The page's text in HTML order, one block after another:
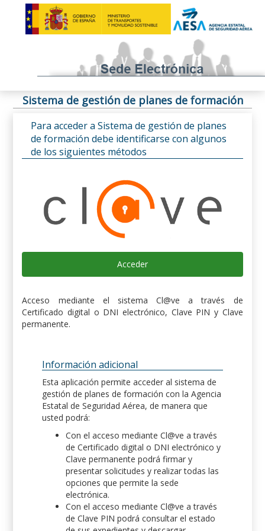
Sistema de gestión de planes de formación
Para acceder a Sistema de gestión de planes
de formación debe identificarse con algunos
de los siguientes métodos
Acceder
Acceso mediante el sistema Cl@ve a través de
Certificado digital o DNI electrónico, Clave PIN y Clave
permanente.
Información adicional
Esta aplicación permite acceder al sistema de
gestión de planes de formación con la Agencia
Estatal de Seguridad Aérea, de manera que
usted podrá:
Con el acceso mediante Cl@ve a través
de Certificado digital o DNI electrónico y
Clave permanente podrá firmar y
presentar solicitudes y realizar todas las
opciones que permite la sede
electrónica.
Con el acceso mediante Cl@ve a través
de Clave PIN podrá consultar el estado